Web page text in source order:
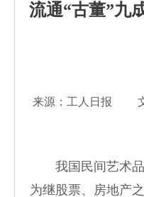
流通“古董”九
来源：工人日报
我国民间艺术品
为继股票、房地产